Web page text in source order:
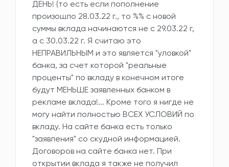
ДЕНЬ! (то есть если пополнение
произошло 28.03.22 г., то %% с новой
суммы вклада начинаются не с 29.03.22 г,
а с 30.03.22 г. Я считаю это
НЕПРАВИЛЬНЫМ и это является "уловкой"
банка, за счет которой "реальные
проценты" по вкладу в конечном итоге
будут МЕНЬШЕ заявленных банком в
рекламе вклада!... Кроме того я нигде не
могу найти полностью ВСЕХ УСЛОВИЙ по
вкладу. На сайте банка есть только
"заявления" со скудной информацией.
Договоров на сайте банка нет. При
открытии вклада я также не получил